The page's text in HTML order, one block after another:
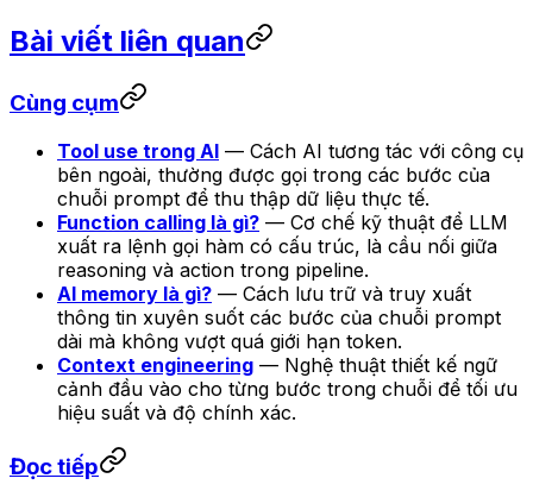
Bài viết liên quan
Cùng cụm
Tool use trong AI — Cách AI tương tác với công cụ
bên ngoài, thường được gọi trong các bước của
chuỗi prompt để thu thập dữ liệu thực tế.
Function calling là gì? — Cơ chế kỹ thuật để LLM
xuất ra lệnh gọi hàm có cấu trúc, là cầu nối giữa
reasoning và action trong pipeline.
AI memory là gì? — Cách lưu trữ và truy xuất
thông tin xuyên suốt các bước của chuỗi prompt
dài mà không vượt quá giới hạn token.
Context engineering — Nghệ thuật thiết kế ngữ
cảnh đầu vào cho từng bước trong chuỗi để tối ưu
hiệu suất và độ chính xác.
Đọc tiếp